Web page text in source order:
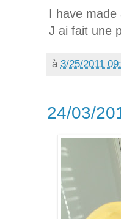
I have made
J ai fait une
à 3/25/2011
24/03/